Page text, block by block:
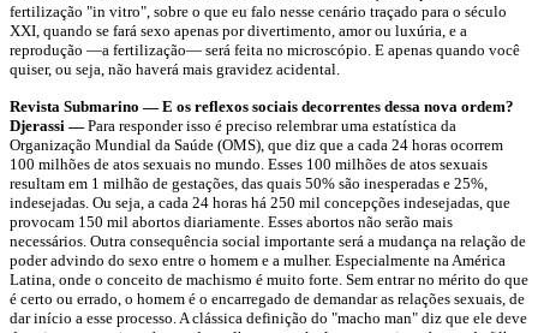
fertilização "in vitro", sobre o que eu falo nesse cenário traçado para o século
XXI, quando se fará sexo apenas por divertimento, amor ou luxúria, e a
reprodução —a fertilização— será feita no microscópio. E apenas quando você
quiser, ou seja, não haverá mais gravidez acidental.
Revista Submarino — E os reflexos sociais decorrentes dessa nova ordem?
Djerassi — Para responder isso é preciso relembrar uma estatística da
Organização Mundial da Saúde (OMS), que diz que a cada 24 horas ocorrem
100 milhões de atos sexuais no mundo. Esses 100 milhões de atos sexuais
resultam em 1 milhão de gestações, das quais 50% são inesperadas e 25%,
indesejadas. Ou seja, a cada 24 horas há 250 mil concepções indesejadas, que
provocam 150 mil abortos diariamente. Esses abortos não serão mais
necessários. Outra consequência social importante será a mudança na relação de
poder advindo do sexo entre o homem e a mulher. Especialmente na América
Latina, onde o conceito de machismo é muito forte. Sem entrar no mérito do que
é certo ou errado, o homem é o encarregado de demandar as relações sexuais, de
dar início a esse processo. A clássica definição do "macho man" diz que ele deve